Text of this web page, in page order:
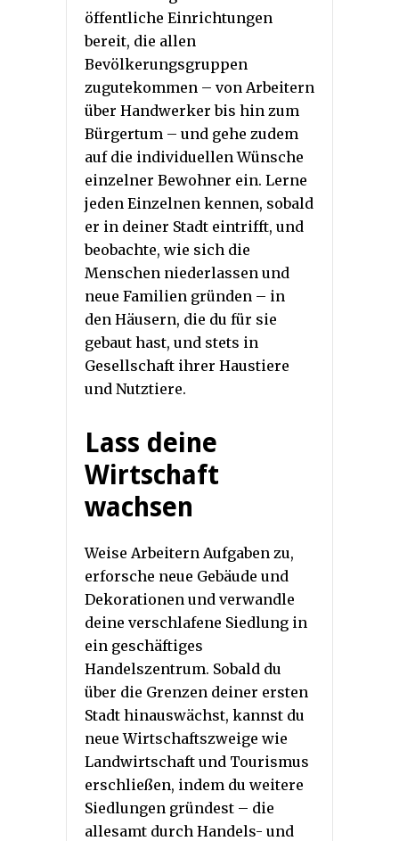
öffentliche Einrichtungen
bereit, die allen
Bevölkerungsgruppen
zugutekommen – von Arbeitern
über Handwerker bis hin zum
Bürgertum – und gehe zudem
auf die individuellen Wünsche
einzelner Bewohner ein. Lerne
jeden Einzelnen kennen, sobald
er in deiner Stadt eintrifft, und
beobachte, wie sich die
Menschen niederlassen und
neue Familien gründen – in
den Häusern, die du für sie
gebaut hast, und stets in
Gesellschaft ihrer Haustiere
und Nutztiere.
Lass deine
Wirtschaft
wachsen
Weise Arbeitern Aufgaben zu,
erforsche neue Gebäude und
Dekorationen und verwandle
deine verschlafene Siedlung in
ein geschäftiges
Handelszentrum. Sobald du
über die Grenzen deiner ersten
Stadt hinauswächst, kannst du
neue Wirtschaftszweige wie
Landwirtschaft und Tourismus
erschließen, indem du weitere
Siedlungen gründest – die
allesamt durch Handels- und